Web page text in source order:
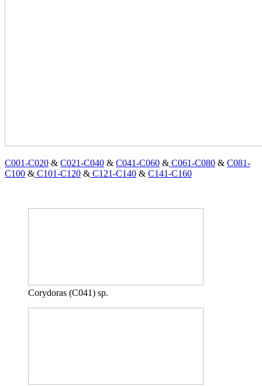
C001-C020 & C021-C040 & C041-C060 & C061-C080 & C081-
C100 & C101-C120 & C121-C140 & C141-C160
Corydoras (C041) sp.